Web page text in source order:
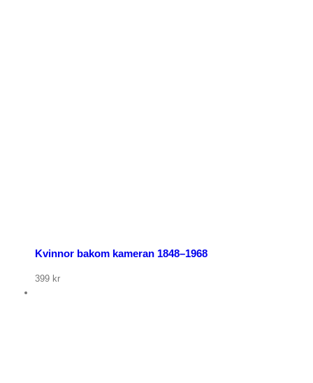
Kvinnor bakom kameran 1848–1968
399 kr